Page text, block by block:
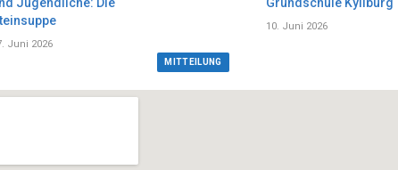
Jugendliche: Die
Juni 2026
MITTEILUNG
Grundschule Kyllburg
10. Juni 2026